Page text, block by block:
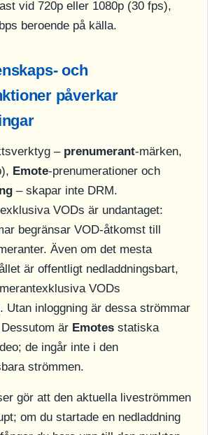
vid 720p eller 1080p (30 fps),
beroende på källa.
och
påverkar
– prenumerant-märken,
Emote-prenumerationer och
– skapar inte DRM.
VODs är undantaget:
begränsar VOD-åtkomst till
Även om det mesta
är offentligt nedladdningsbart,
VODs
Utan inloggning är dessa strömmar
är Emotesstatiska
de ingår inte i den
strömmen.
gör att den aktuella liveströmmen
om du startade en nedladdning